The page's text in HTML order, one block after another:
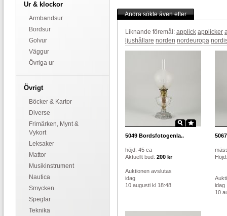
Ur & klockor
Armbandsur
Bordsur
Golvur
Väggur
Övriga ur
Övrigt
Böcker & Kartor
Diverse
Frimärken, Mynt &
Vykort
Leksaker
Mattor
Musikinstrument
Nautica
Smycken
Speglar
Teknika
Andra sökte även efter
Liknande föremål: applick applicker
ljushållare norden nordeuropa
5049 Bordsfotogenla..
höjd: 45 ca
Aktuellt bud: 200 kr
Auktionen avslutas
idag
10 augusti kl 18:48
5067
idag
10